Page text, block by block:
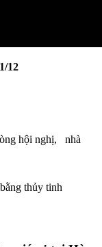
12
hội nghị, nhà
thủy tinh